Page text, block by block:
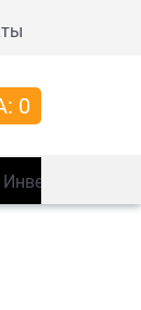
0
Инвентарь